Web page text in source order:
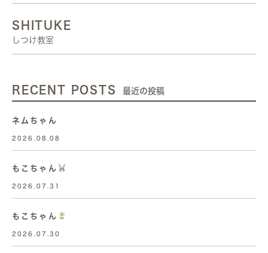
SHITUKE
しつけ教室
RECENT POSTS 最近の投稿
ネムちゃん
2026.08.08
もこちゃん
2026.07.31
もこちゃん
2026.07.30